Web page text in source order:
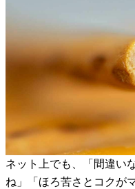
ネット上でも、「間違い
ね」「ほろ苦さとコクが